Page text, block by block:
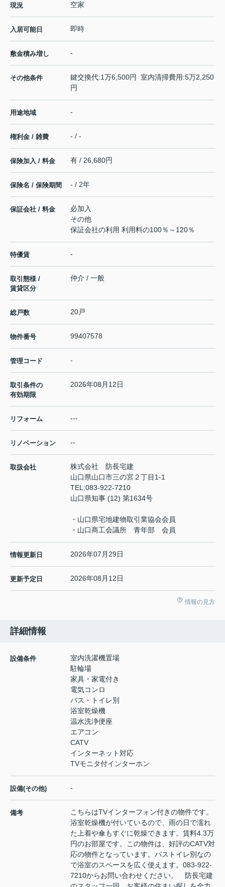
現況 空家
入居可能日 即時
敷金積み増し -
その他条件
鍵交換代:1万6,500円 室内清掃費用:5万2,250
円
用途地域 -
権利金 / 雑費 - / -
保険加入 / 料金 有 / 26,680円
保険名 / 保険期間 - / 2年
保証会社 / 料金
必加入
その他
保証会社の利用 利用料の100％～120％
特優賃 -
取引態様 /
賃貸区分
仲介 / 一般
総戸数 20戸
物件番号 99407578
管理コード -
取引条件の
有効期限
2026年08月12日
リフォーム ---
リノベーション --
取扱会社
株式会社 防長宅建
山口県山口市三の宮２丁目1-1
TEL:083-922-7210
山口県知事 (12) 第1634号
・山口県宅地建物取引業協会会員
・山口商工会議所 青年部 会員
情報更新日 2026年07月29日
更新予定日 2026年08月12日
情報の見方
詳細情報
設備条件
室内洗濯機置場
駐輪場
家具・家電付き
電気コンロ
バス・トイレ別
浴室乾燥機
温水洗浄便座
エアコン
CATV
インターネット対応
TVモニタ付インターホン
設備(その他) -
備考
こちらはTVインターフォン付きの物件です。
浴室乾燥機が付いているので、雨の日で濡れ
た上着や傘もすぐに乾燥できます。賃料4.3万
円のお部屋です。この物件は、好評のCATV対
応の物件となっています。バストイレ別なの
で浴室のスペースを広く使えます。083-922-
7210からお問い合わせください。 防長宅建